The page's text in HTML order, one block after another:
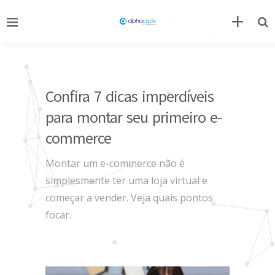
Confira 7 dicas imperdíveis
para montar seu primeiro e-
commerce
Montar um e-commerce não é
simplesmente ter uma loja virtual e
começar a vender. Veja quais pontos
focar.